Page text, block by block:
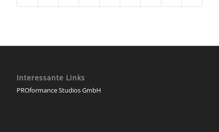
Interessante Links
PROformance Studios GmbH